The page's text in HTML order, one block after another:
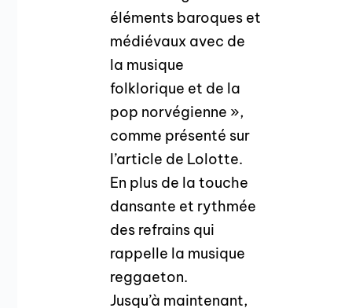
éléments baroques et
médiévaux avec de
la musique
folklorique et de la
pop norvégienne »,
comme présenté sur
l’article de Lolotte.
En plus de la touche
dansante et rythmée
des refrains qui
rappelle la musique
reggaeton.
Jusqu’à maintenant,